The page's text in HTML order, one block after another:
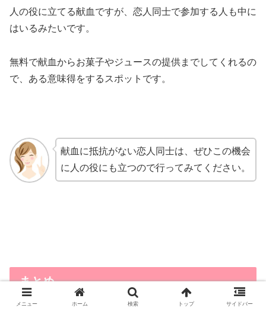
人の役に立てる献血ですが、恋人同士で参加する人も中に
はいるみたいです。
無料で献血からお菓子やジュースの提供までしてくれるの
で、ある意味得をするスポットです。
献血に抵抗がない恋人同士は、ぜひこの機会
に人の役にも立つので行ってみてください。
まとめ
メニュー ホーム 検索 トップ サイドバー